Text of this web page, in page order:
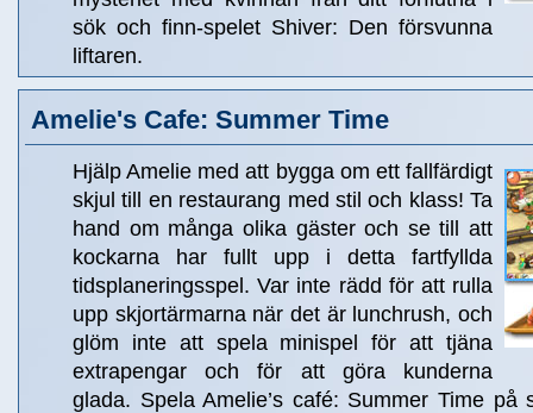
sök och finn-spelet Shiver: Den försvunna
liftaren.
Amelie's Cafe: Summer Time
Hjälp Amelie med att bygga om ett fallfärdigt
skjul till en restaurang med stil och klass! Ta
hand om många olika gäster och se till att
kockarna har fullt upp i detta fartfyllda
tidsplaneringsspel. Var inte rädd för att rulla
upp skjortärmarna när det är lunchrush, och
glöm inte att spela minispel för att tjäna
extrapengar och för att göra kunderna
glada. Spela Amelie’s café: Summer Time på